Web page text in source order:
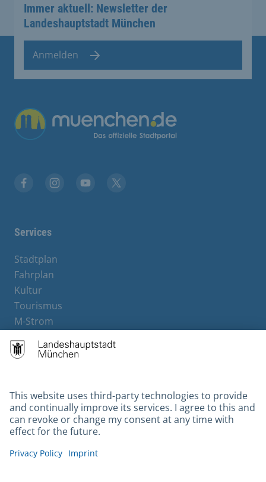
Immer aktuell: Newsletter der
Landeshauptstadt München
Anmelden
Übergreifende Links
Services
Stadtplan
Fahrplan
Kultur
Tourismus
M-Strom
Hotels
Contact
Barrierefreiheit
Leichte Sprache
Gebärdensprache